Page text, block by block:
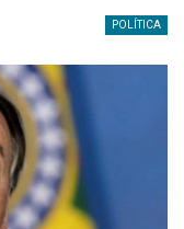
POLÍTICA